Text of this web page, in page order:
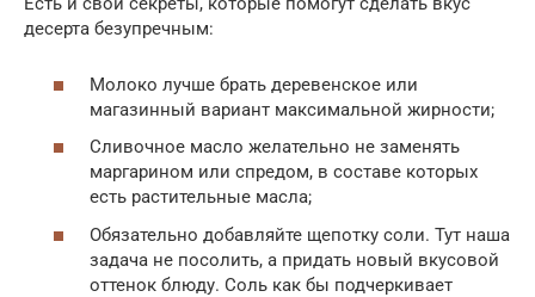
десерта безупречным:
Молоко лучше брать деревенское или
магазинный вариант максимальной жирности;
Сливочное масло желательно не заменять
маргарином или спредом, в составе которых
есть растительные масла;
Обязательно добавляйте щепотку соли. Тут наша
задача не посолить, а придать новый вкусовой
оттенок блюду. Соль как бы подчеркивает